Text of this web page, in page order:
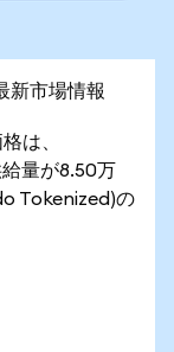
市場情報
は、
量が8.50万
Tokenized)の